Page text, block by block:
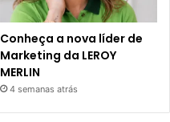
Conheça a nova líder de
Marketing da LEROY
MERLIN
4 semanas atrás